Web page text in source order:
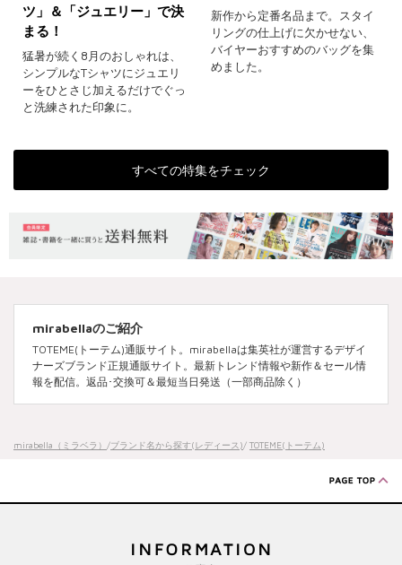
ツ」＆「ジュエリー」で決
まる！
猛暑が続く8月のおしゃれは、
シンプルなTシャツにジュエリ
ーをひとさじ加えるだけでぐっ
と洗練された印象に。
新作から定番名品まで。スタイ
リングの仕上げに欠かせない、
バイヤーおすすめのバッグを集
めました。
すべての特集をチェック
mirabellaのご紹介
TOTEME(トーテム)通販サイト。mirabellaは集英社が運営するデザイ
ナーズブランド正規通販サイト。最新トレンド情報や新作＆セール情
報を配信。返品･交換可＆最短当日発送（一部商品除く）
mirabella（ミラベラ） /ブランド名から探す(レディース)/ TOTEME(トーテム)